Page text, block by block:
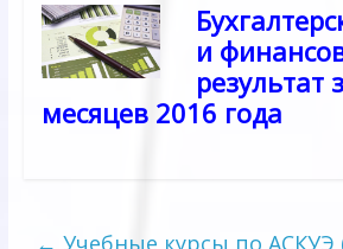
и
результат
месяцев 2016 года
← Учебные курсы по АСКУЭ